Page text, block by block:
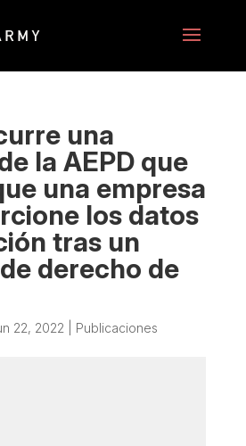
una
la AEPD que
una empresa
los datos
tras un
derecho de
22, 2022 Publicaciones